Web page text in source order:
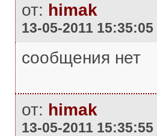
от: himak
13-05-2011 15:35:05
сообщения нет
от: himak
13-05-2011 15:35:55